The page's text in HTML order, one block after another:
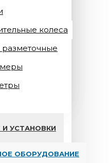
колеса
УСТАНОВКИ
ОБОРУДОВАНИЕ